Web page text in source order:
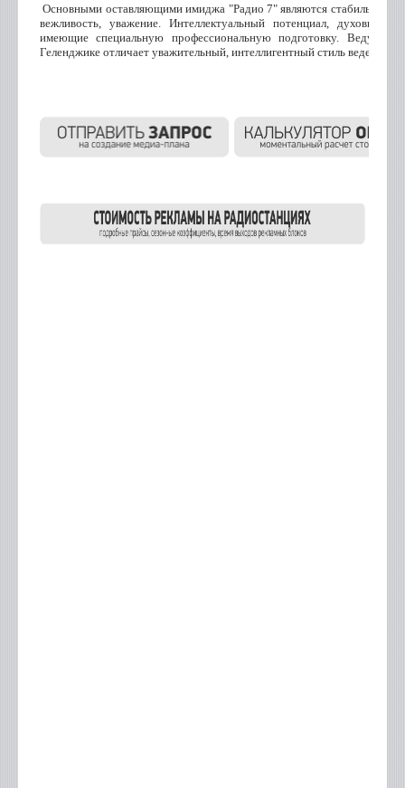
Основными оставляющими имиджа "Радио 7" являются стабильность,
вежливость, уважение. Интеллектуальный потенциал, духовную
имеющие специальную профессиональную подготовку.
Геленджике отличает уважительный, интеллигентный стиль ведения